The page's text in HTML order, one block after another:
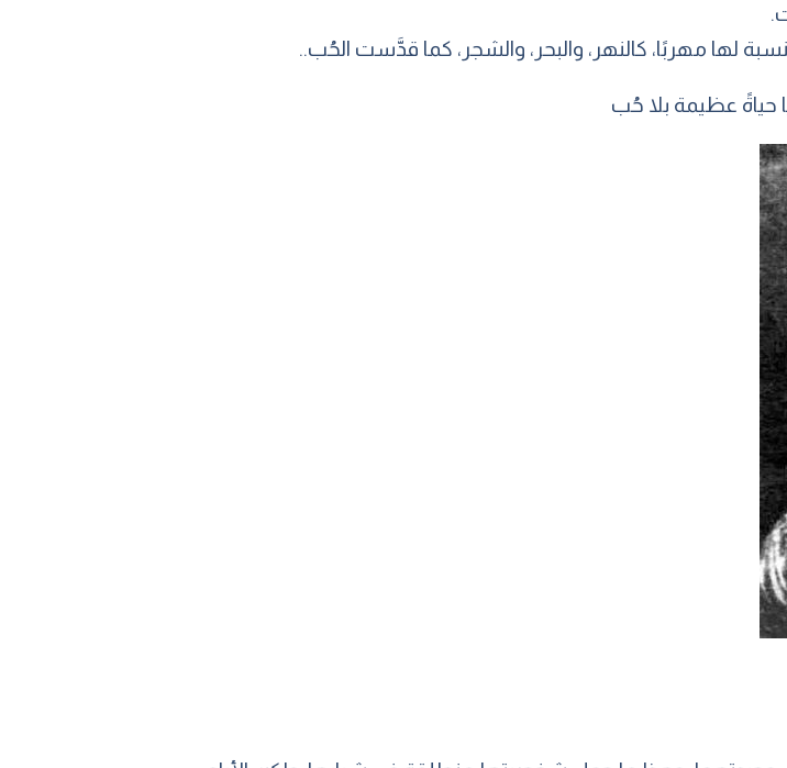
لها مهربًا، كالنهر، والبحر، والشجر، كما قدَّست الحُب..
حياةً عظيمة بلا حُب